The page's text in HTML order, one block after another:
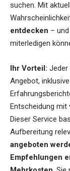
suchen. Mit aktuell
entdecken –
miterledigen
Ihr Vorteil: Jeder
Angebot,
Entscheidung mit
Dieser Service
Aufbereitung
angeboten
Empfehlungen